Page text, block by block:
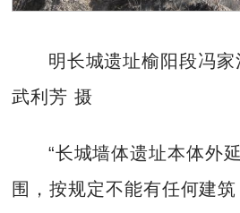
明长城遗址榆阳段冯家
武利芳 摄
“长城墙体遗址本体外
围，按规定不能有任何建